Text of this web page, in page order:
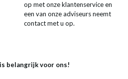
op met onze klantenservice en
een van onze adviseurs neemt
contact met u op.
belangrijk voor ons!